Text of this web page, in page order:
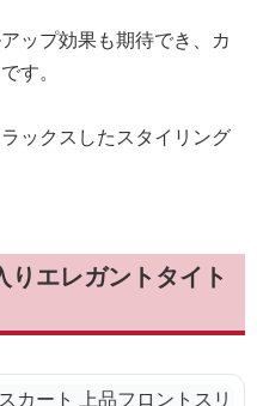
ップ効果も期待でき、カ
す。
ックスしたスタイリング
エレガントタイト